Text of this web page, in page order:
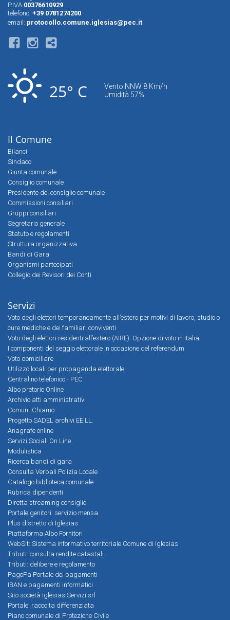
P.IVA 00376610929
telefono: +39 0781274200
email: protocollo.comune.iglesias@pec.it
25° C
Vento NNW 8 Km/h
Umidità 57%
Il Comune
Bilanci
Sindaco
Giunta comunale
Consiglio comunale
Presidente del consiglio comunale
Commissioni consiliari
Gruppi consiliari
Segretario generale
Statuto e regolamenti
Struttura organizzativa
Bandi di Gara
Organismi partecipati
Collegio dei Revisori dei Conti
Servizi
Voto degli elettori temporaneamente all’estero per motivi di lavoro, studio o
cure mediche e dei familiari conviventi
Voto degli elettori residenti all’estero (AIRE). Opzione di voto in Italia
I componenti del seggio elettorale in occasione del referendum
Voto domiciliare
Utilizzo locali per propaganda elettorale
Centralino telefonico - PEC
Albo pretorio Online
Archivio atti amministrativi
Comuni-Chiamo
Progetto SADEL archivi EE.LL.
Anagrafe online
Servizi Sociali On Line
Modulistica
Ricerca bandi di gara
Consulta Verbali Polizia Locale
Catalogo biblioteca comunale
Rubrica dipendenti
Diretta streaming consiglio
Portale genitori: servizio mensa
Plus distretto di Iglesias
Piattaforma Albo Fornitori
WebSit: Sistema informativo territoriale Comune di Iglesias
Tributi: consulta rendite catastali
Tributi: delibere e regolamento
PagoPa Portale dei pagamenti
IBAN e pagamenti informatici
Sito società Iglesias Servizi srl
Portale: raccolta differenziata
Piano comunale di Protezione Civile